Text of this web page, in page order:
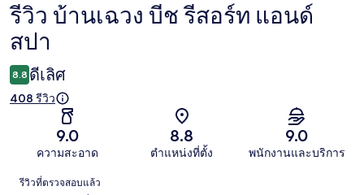
รีวิว
รีวิว บ้านเฉวง บีช รีสอร์ท แอนด์
สปา
8.8 ดีเลิศ
408 รีวิว
9.0
ความสะอาด
8.8
ตำแหน่งที่ตั้ง
9.0
พนักงานและบริการ
รีวิว
รีวิวที่ตรวจสอบแล้ว